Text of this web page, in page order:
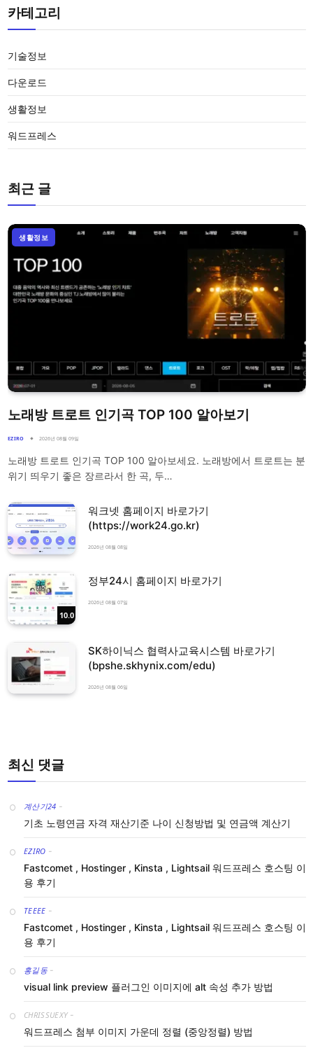
카테고리
기술정보
다운로드
생활정보
워드프레스
최근 글
생활정보
노래방 트로트 인기곡 TOP 100 알아보기
EZIRO 2026년 08월 09일
노래방 트로트 인기곡 TOP 100 알아보세요. 노래방에서 트로트는 분
위기 띄우기 좋은 장르라서 한 곡, 두…
워크넷 홈페이지 바로가기
(https://work24.go.kr)
2026년 08월 08일
10.0
정부24시 홈페이지 바로가기
2026년 08월 07일
SK하이닉스 협력사교육시스템 바로가기
(bpshe.skhynix.com/edu)
2026년 08월 06일
최신 댓글
계산기24 -
기초 노령연금 자격 재산기준 나이 신청방법 및 연금액 계산기
EZIRO -
Fastcomet , Hostinger , Kinsta , Lightsail 워드프레스 호스팅 이
용 후기
TEEEE -
Fastcomet , Hostinger , Kinsta , Lightsail 워드프레스 호스팅 이
용 후기
홍길동 -
visual link preview 플러그인 이미지에 alt 속성 추가 방법
CHRISSUEXY -
워드프레스 첨부 이미지 가운데 정렬 (중앙정렬) 방법